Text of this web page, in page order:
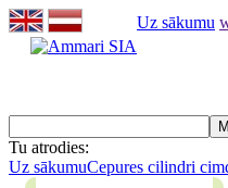
Uz sākumu
Tu atrodies:
Uz sākumuCepures cilindri